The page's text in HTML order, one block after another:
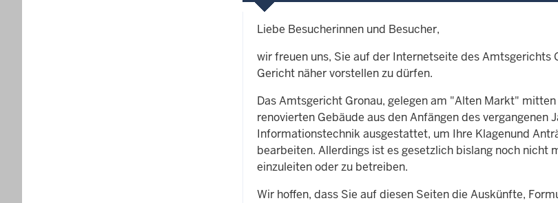
Liebe Besucherinnen und Besucher,
wir freuen uns, Sie auf der Internetseite des Amtsgerichts
Gericht näher vorstellen zu dürfen.
Das Amtsgericht Gronau, gelegen am "Alten Markt"
renovierten Gebäude aus den Anfängen des vergangenen
Informationstechnik ausgestattet, um Ihre Klagenund
bearbeiten. Allerdings ist es gesetzlich bislang noch nicht
einzuleiten oder zu betreiben.
Wir hoffen, dass Sie auf diesen Seiten die Auskünfte,